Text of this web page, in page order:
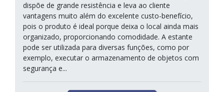
dispõe de grande resistência e leva ao cliente
vantagens muito além do excelente custo-benefício,
pois o produto é ideal porque deixa o local ainda mais
organizado, proporcionando comodidade. A estante
pode ser utilizada para diversas funções, como por
exemplo, executar o armazenamento de objetos com
segurança e...